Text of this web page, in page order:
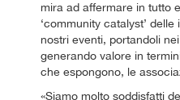
mira ad affermare in tutto
‘community catalyst’
nostri eventi, portandoli
generando valore in
che espongono, le
«Siamo molto soddisfatti